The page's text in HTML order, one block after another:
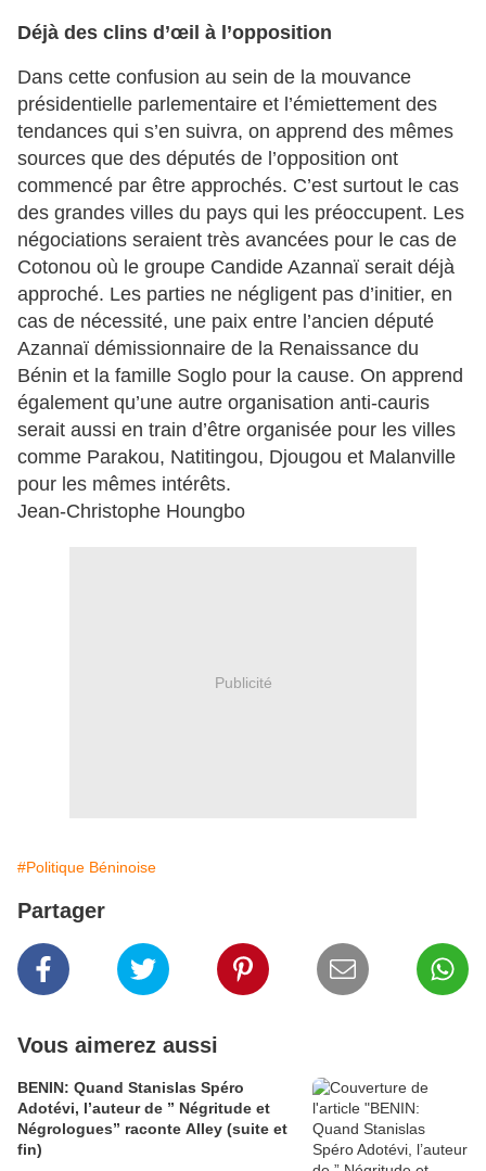
Déjà des clins d’œil à l’opposition
Dans cette confusion au sein de la mouvance
présidentielle parlementaire et l’émiettement des
tendances qui s’en suivra, on apprend des mêmes
sources que des députés de l’opposition ont
commencé par être approchés. C’est surtout le cas
des grandes villes du pays qui les préoccupent. Les
négociations seraient très avancées pour le cas de
Cotonou où le groupe Candide Azannaï serait déjà
approché. Les parties ne négligent pas d’initier, en
cas de nécessité, une paix entre l’ancien député
Azannaï démissionnaire de la Renaissance du
Bénin et la famille Soglo pour la cause. On apprend
également qu’une autre organisation anti-cauris
serait aussi en train d’être organisée pour les villes
comme Parakou, Natitingou, Djougou et Malanville
pour les mêmes intérêts.
Jean-Christophe Houngbo
Publicité
#Politique Béninoise
Partager
Vous aimerez aussi
BENIN: Quand Stanislas Spéro
Adotévi, l’auteur de ” Négritude et
Négrologues” raconte Alley (suite et
fin)